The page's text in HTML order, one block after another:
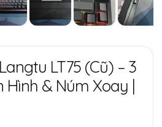
LT75 (Cũ) – 3
Hình & Núm Xoay |